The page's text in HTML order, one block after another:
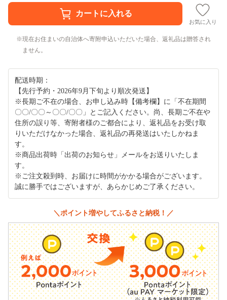
お気に入り
現在お住まいの自治体へ寄附申込いただいた場合、返礼品は贈答され
ません。
配送時期：
【先行予約・2026年9月下旬より順次発送】
※長期ご不在の場合、お申し込み時【備考欄】に「不在期間
〇〇/〇〇～〇〇/〇〇」とご記入ください。尚、長期ご不在や
住所の誤り等、寄附者様のご都合により、返礼品をお受け取
りいただけなかった場合、返礼品の再発送はいたしかねま
す。
※商品出荷時「出荷のお知らせ」メールをお送りいたしま
す。
※ご注文殺到時、お届けに時間がかかる場合がございます。
誠に勝手ではございますが、あらかじめご了承ください。
＼ポイント増やしてふるさと納税！／